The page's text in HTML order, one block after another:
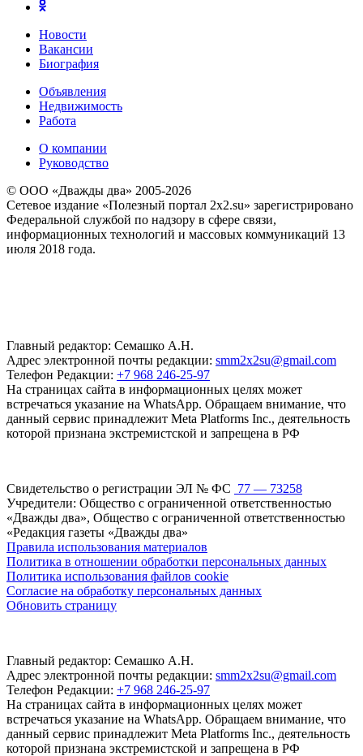
Новости
Вакансии
Биография
Объявления
Недвижимость
Работа
О компании
Руководство
© ООО «Дважды два» 2005-2026
Сетевое издание «Полезный портал 2x2.su» зарегистрировано
Федеральной службой по надзору в сфере связи,
информационных технологий и массовых коммуникаций 13
июля 2018 года.
Главный редактор: Семашко А.Н.
Адрес электронной почты редакции: smm2x2su@gmail.com
Телефон Редакции: +7 968 246-25-97
На страницах сайта в информационных целях может
встречаться указание на WhatsApp. Обращаем внимание, что
данный сервис принадлежит Meta Platforms Inc., деятельность
которой признана экстремистской и запрещена в РФ
Свидетельство о регистрации ЭЛ № ФС 77 — 73258
Учредители: Общество с ограниченной ответственностью
«Дважды два», Общество с ограниченной ответственностью
«Редакция газеты «Дважды два»
Правила использования материалов
Политика в отношении обработки персональных данных
Политика использования файлов cookie
Согласие на обработку персональных данных
Обновить страницу
Главный редактор: Семашко А.Н.
Адрес электронной почты редакции: smm2x2su@gmail.com
Телефон Редакции: +7 968 246-25-97
На страницах сайта в информационных целях может
встречаться указание на WhatsApp. Обращаем внимание, что
данный сервис принадлежит Meta Platforms Inc., деятельность
которой признана экстремистской и запрещена в РФ